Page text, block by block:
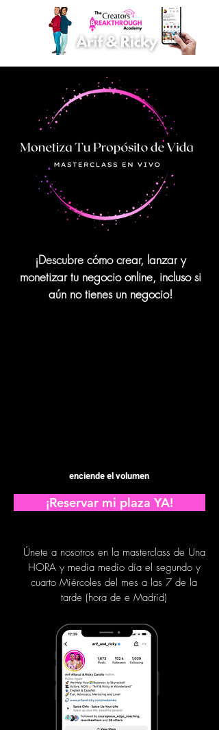
¡Descubre cómo crear, lanzar y
monetizar tu negocio online, incluso si
aún no tienes un negocio!
enciende el volumen
¡Reservar mi plaza YA!
Únete a nosotros en la masterclass de Una
HORA y media medio día el segundo y
cuarto Miércoles del mes a las 7 de la
tarde (hora de e Madrid)